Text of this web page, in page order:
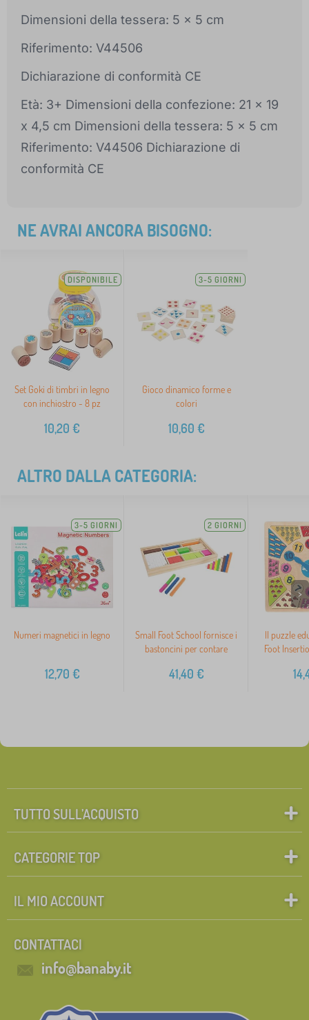
Dimensioni della tessera: 5 x 5 cm
Riferimento: V44506
Dichiarazione di conformità CE
Età: 3+ Dimensioni della confezione: 21 x 19
x 4,5 cm Dimensioni della tessera: 5 x 5 cm
Riferimento: V44506 Dichiarazione di
conformità CE
NE AVRAI ANCORA BISOGNO:
DISPONIBILE
Set Goki di timbri in legno
con inchiostro - 8 pz
10,20 €
3-5 GIORNI
Gioco dinamico forme e
colori
10,60 €
ALTRO DALLA CATEGORIA:
3-5 GIORNI
Numeri magnetici in legno
12,70 €
2 GIORNI
Small Foot School fornisce i
bastoncini per contare
41,40 €
Il puzzle
Foot
>
TUTTO SULL’ACQUISTO
CATEGORIE TOP
IL MIO ACCOUNT
CONTATTACI
info@banaby.it